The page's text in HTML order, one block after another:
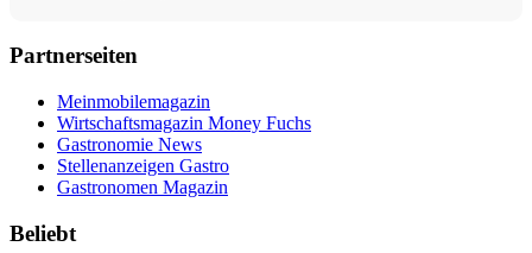
Partnerseiten
Meinmobilemagazin
Wirtschaftsmagazin Money Fuchs
Gastronomie News
Stellenanzeigen Gastro
Gastronomen Magazin
Beliebt